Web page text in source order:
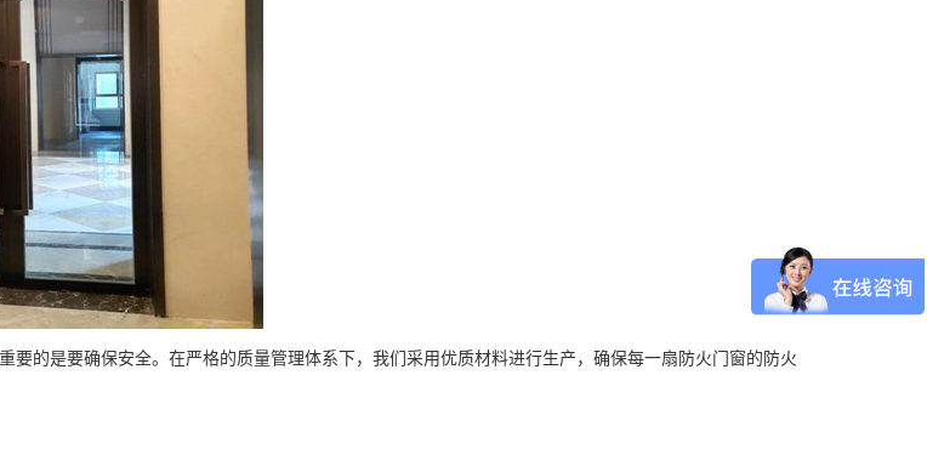
的是要确保安全。在严格的质量管理体系下，我们采用优质材料进行生产，确保每一扇防火门窗的防火